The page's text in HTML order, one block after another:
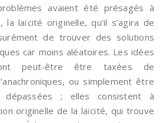
avaient été présagés à
la laïcité originelle, qu’il s’agira de
de trouver des solutions
car moins aléatoires. Les idées
peut-être être taxées de
ou simplement être
dépassées ; elles consistent à
originelle de la laïcité, qui trouve